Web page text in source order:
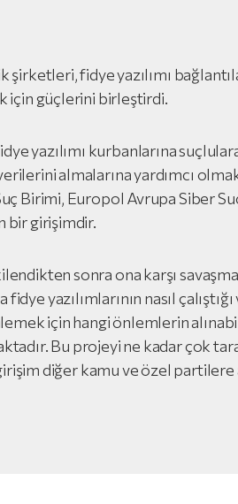
fidye yazılımı
için güçlerini birleştirdi.
yazılımı kurbanlarına
almalarına yardımcı
Birimi, Europol Avrupa Siber
bir girişimdir.
sonra ona karşı
yazılımlarının nasıl çalıştığı
için hangi önlemlerin
Bu projeyi ne kadar çok
diğer kamu ve özel partilere